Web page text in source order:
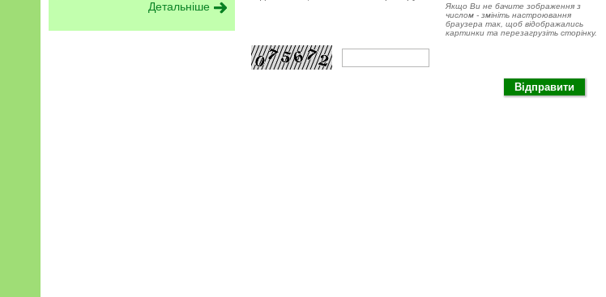
Детальніше
Якщо Ви не бачите зображення з
числом - змініть настроювання
браузера так, щоб відображались
картинки та перезагрузіть сторінку.